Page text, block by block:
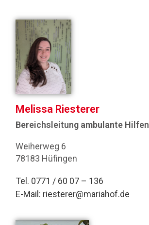
Melissa Riesterer
Bereichsleitung ambulante Hilfen
Weiherweg 6
78183 Hüfingen
Tel. 0771 / 60 07 – 136
E-Mail: riesterer@mariahof.de